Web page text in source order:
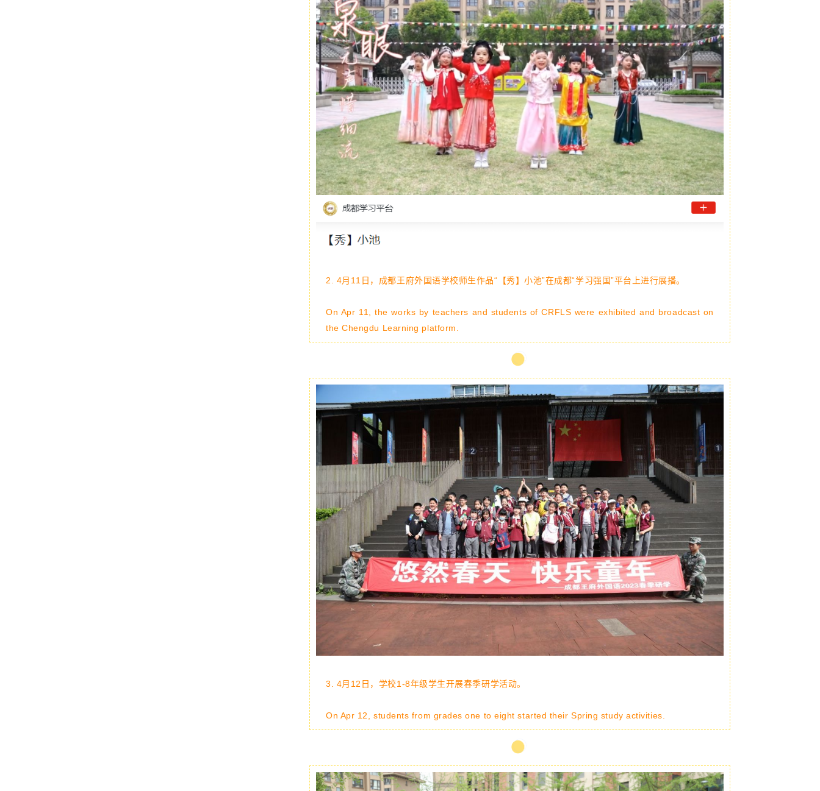
2. 4月11日， 成都王府外国语学校师生作品“【秀】小池”在成都“学习强国”平台上进行展播。
On Apr 11, the works by teachers and students of CRFLS were exhibited and broadcast on
the Chengdu Learning platform.
3. 4月12日，学校1-8年级学生开展春季研学活动。
On Apr 12, students from grades one to eight started their Spring study activities.